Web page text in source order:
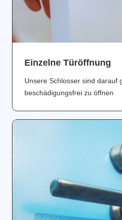
Einzelne Türöffnung
Unsere Schlosser sind darauf
beschädigungsfrei zu öffnen